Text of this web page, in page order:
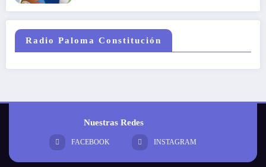
Radio Paloma Constitución
Nuestras Redes
FACEBOOK INSTAGRAM